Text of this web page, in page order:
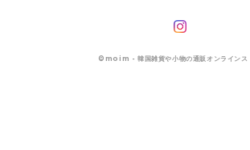
© moim - 韓国雑貨や小物の通販オンラインス